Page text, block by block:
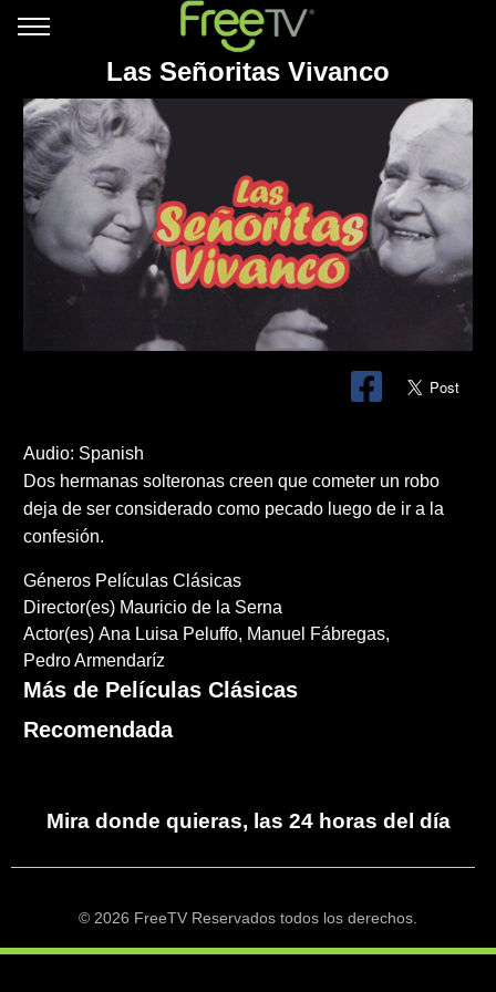
Las Señoritas Vivanco
Audio: Spanish
Dos hermanas solteronas creen que cometer un robo
deja de ser considerado como pecado luego de ir a la
confesión.
Géneros Películas Clásicas
Director(es) Mauricio de la Serna
Actor(es) Ana Luisa Peluffo Manuel Fábregas
Pedro Armendaríz
Más de Películas Clásicas
Recomendada
Mira donde quieras, las 24 horas del día
© 2026 FreeTV Reservados todos los derechos.